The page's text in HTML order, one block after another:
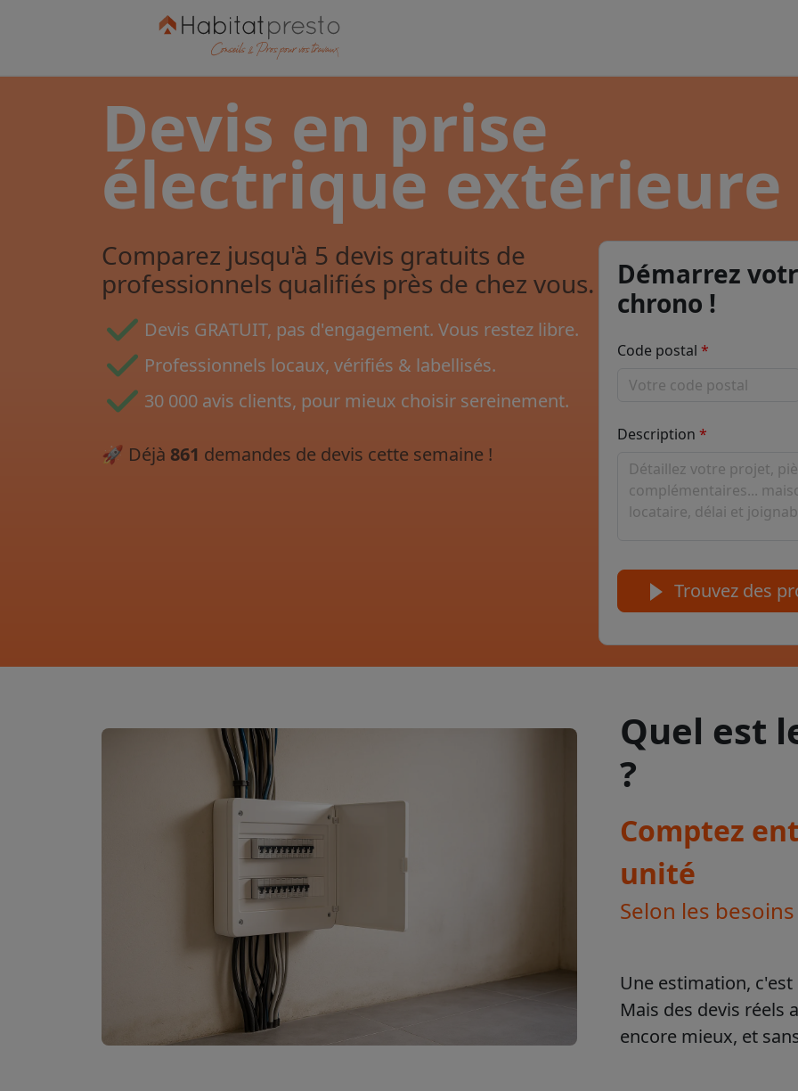
Devis en prise
électrique extérieure
Comparez jusqu'à 5 devis gratuits de
professionnels qualifiés près de chez vous.
Devis GRATUIT, pas d'engagement. Vous restez libre.
Professionnels locaux, vérifiés & labellisés.
30 000 avis clients, pour mieux choisir sereinement.
🚀 Déjà 861 demandes de devis cette semaine !
Démarrez
chrono !
Code postal
Description
Trouvez des
Quel est
?
Comptez
unité
Selon les besoins
Une estimation, c'est
Mais des devis réels
encore mieux, et